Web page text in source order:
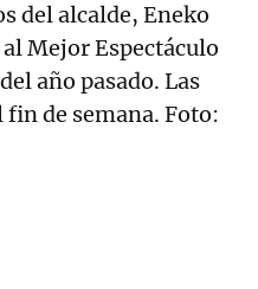
del alcalde, Eneko
Mejor Espectáculo
año pasado. Las
de semana. Foto: